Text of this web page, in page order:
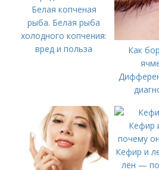
Белая копченая
рыба. Белая рыба
холодного копчения:
вред и польза
Как
Кефир и
лён —